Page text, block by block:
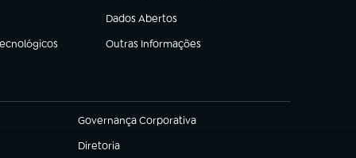
Dados Abertos
(abre em nova aba)
Outras Informações
(abre em nova aba)
Governança Corporativa
(abre em nova aba)
Diretoria
(abre em nova aba)